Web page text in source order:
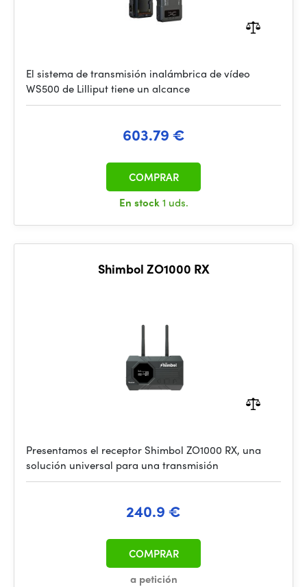
El sistema de transmisión inalámbrica de vídeo
WS500 de Lilliput tiene un alcance
603.79 €
En stock1 uds.
COMPRAR
Shimbol ZO1000 RX
Presentamos el receptor Shimbol ZO1000 RX, una
solución universal para una transmisión
240.9 €
a petición
COMPRAR